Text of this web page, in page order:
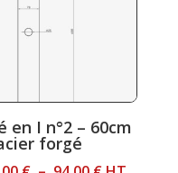
en I n°2 – 60cm
forgé